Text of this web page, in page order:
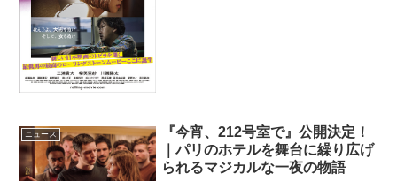
ニュース
『今宵、212号室で』公開決定！
｜パリのホテルを舞台に繰り広げ
られるマジカルな一夜の物語